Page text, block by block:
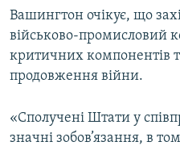
Вашингтон очікує, що
військово-промисловий
критичних компонентів
продовження війни.
«Сполучені Штати у
значні зобов’язання, в